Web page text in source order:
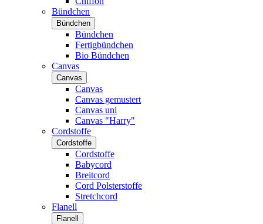
Bündchen
Bündchen
Bündchen
Fertigbündchen
Bio Bündchen
Canvas
Canvas
Canvas
Canvas gemustert
Canvas uni
Canvas "Harry"
Cordstoffe
Cordstoffe
Cordstoffe
Babycord
Breitcord
Cord Polsterstoffe
Stretchcord
Flanell
Flanell